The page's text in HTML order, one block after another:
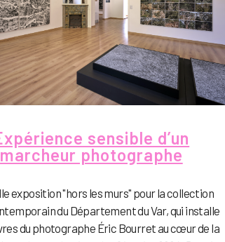
sensible d’un
marcheur photographe
exposition "hors les murs" pour la collection
du Département du Var, qui installe
du photographe Éric Bourret au cœur de la